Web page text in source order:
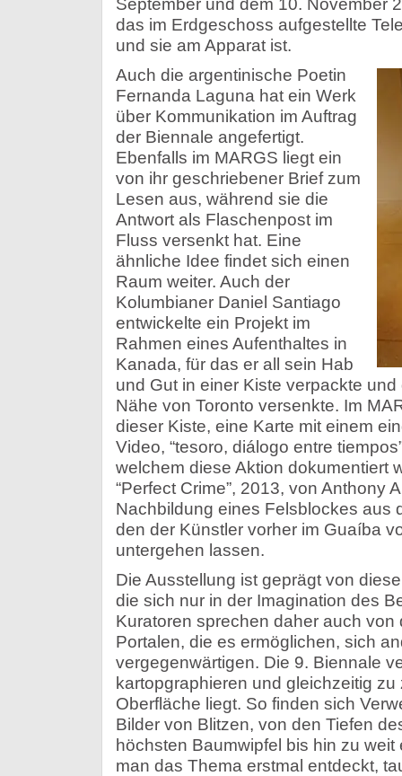
September und dem 10. November
das im Erdgeschoss aufgestellte
und sie am Apparat ist.
Auch die argentinische Poetin
Fernanda Laguna hat ein Werk
über Kommunikation im Auftrag
der Biennale angefertigt.
Ebenfalls im MARGS liegt ein
von ihr geschriebener Brief zum
Lesen aus, während sie die
Antwort als Flaschenpost im
Fluss versenkt hat. Eine
ähnliche Idee findet sich einen
Raum weiter. Auch der
Kolumbianer Daniel Santiago
entwickelte ein Projekt im
Rahmen eines Aufenthaltes in
Kanada, für das er all sein Hab
und Gut in einer Kiste verpackte
Nähe von Toronto versenkte. Im
dieser Kiste, eine Karte mit einem
Video, “tesoro, diálogo entre
welchem diese Aktion dokumentiert
“Perfect Crime”, 2013, von Anthony
Nachbildung eines Felsblockes aus
den der Künstler vorher im Guaíba
untergehen lassen.
Die Ausstellung ist geprägt von
die sich nur in der Imagination des
Kuratoren sprechen daher auch von
Portalen, die es ermöglichen, sich
vergegenwärtigen. Die 9. Biennale
kartopgraphieren und gleichzeitig
Oberfläche liegt. So finden sich
Bilder von Blitzen, von den Tiefen
höchsten Baumwipfel bis hin zu
man das Thema erstmal entdeckt,